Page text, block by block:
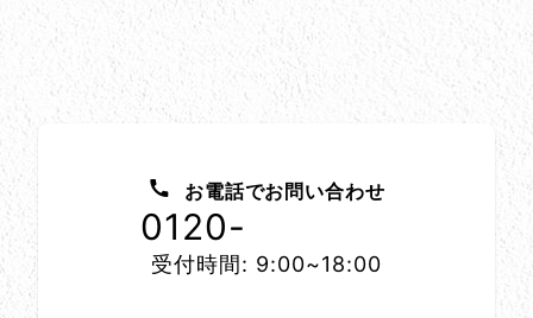
お電話でお問い合わせ
0120-
受付時間: 9:00~18:00